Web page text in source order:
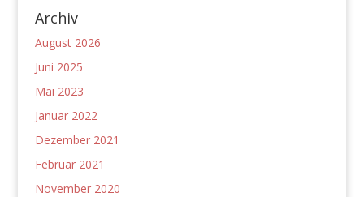
Archiv
August 2026
Juni 2025
Mai 2023
Januar 2022
Dezember 2021
Februar 2021
November 2020